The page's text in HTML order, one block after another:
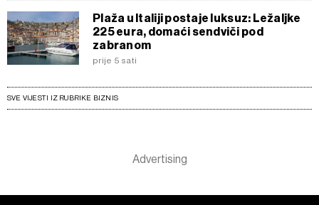
Plaža u Italiji postaje luksuz: Ležaljke
225 eura, domaći sendviči pod
zabranom
prije 5 sati
SVE VIJESTI IZ RUBRIKE BIZNIS